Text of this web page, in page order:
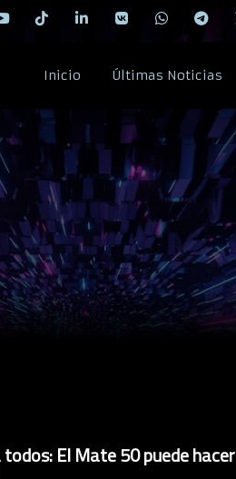
Inicio Últimas Noticias
El Mate 50 puede hacer